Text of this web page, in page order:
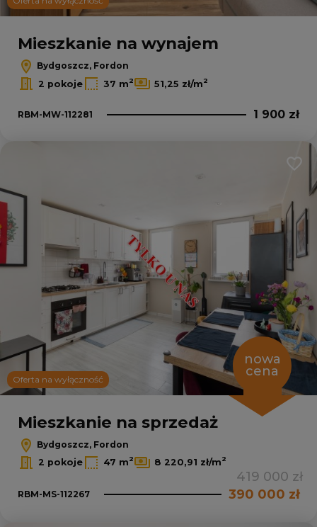
Leaflet|© OpenMapTiles© OpenStreetMap contributors
Mieszkanie na wynajem
Bydgoszcz, Fordon
2 pokoje
37 m2 51,25 zł/m2
RBM-MW-112281 1 900 zł
Oferta na wyłączność
nowa
cena
Mieszkanie na sprzedaż
Bydgoszcz, Fordon
2 pokoje
47 m2 8 220,91 zł/m2
419 000 zł
RBM-MS-112267 390 000 zł